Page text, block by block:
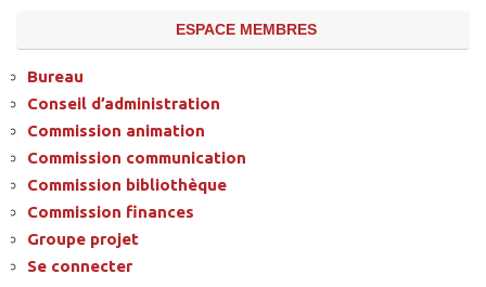
ESPACE MEMBRES
Bureau
Conseil d’administration
Commission animation
Commission communication
Commission bibliothèque
Commission finances
Groupe projet
Se connecter